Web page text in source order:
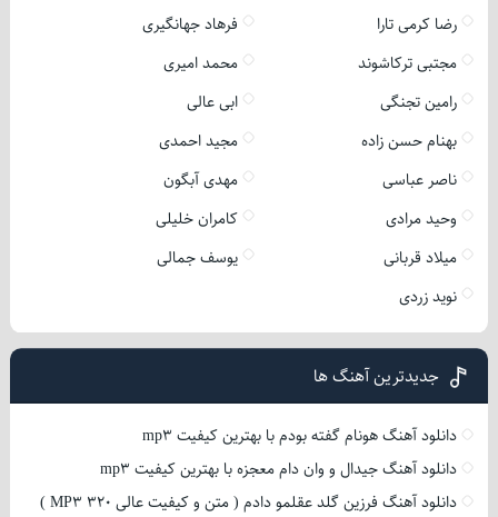
رضا کرمی تارا
فرهاد جهانگیری
مجتبی ترکاشوند
محمد امیری
رامین تجنگی
ابی عالی
بهنام حسن زاده
مجید احمدی
ناصر عباسی
مهدی آبگون
وحید مرادی
کامران خلیلی
میلاد قربانی
یوسف جمالی
نوید زردی
جدیدترین آهنگ ها
دانلود آهنگ هونام گفته بودم با بهترین کیفیت mp3
دانلود آهنگ جیدال و وان دام معجزه با بهترین کیفیت mp3
دانلود آهنگ فرزین گلد عقلمو دادم ( متن و کیفیت عالی 320 MP3 )